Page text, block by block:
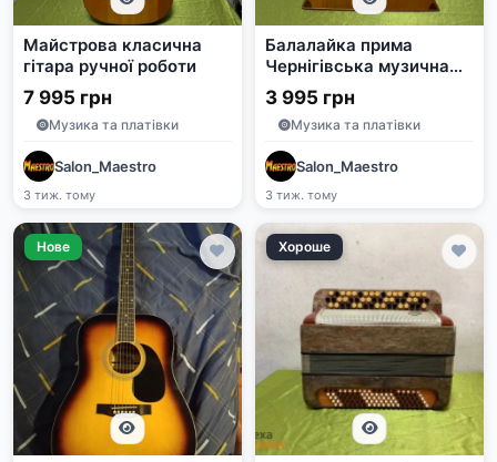
Майстрова класична
гітара ручної роботи
7 995 грн
Музика та платівки
Salon_Maestro
3 тиж. тому
Балалайка прима
Чернігівська музична
фабрика 3-струнна
3 995 грн
Музика та платівки
Salon_Maestro
3 тиж. тому
Нове Хороше